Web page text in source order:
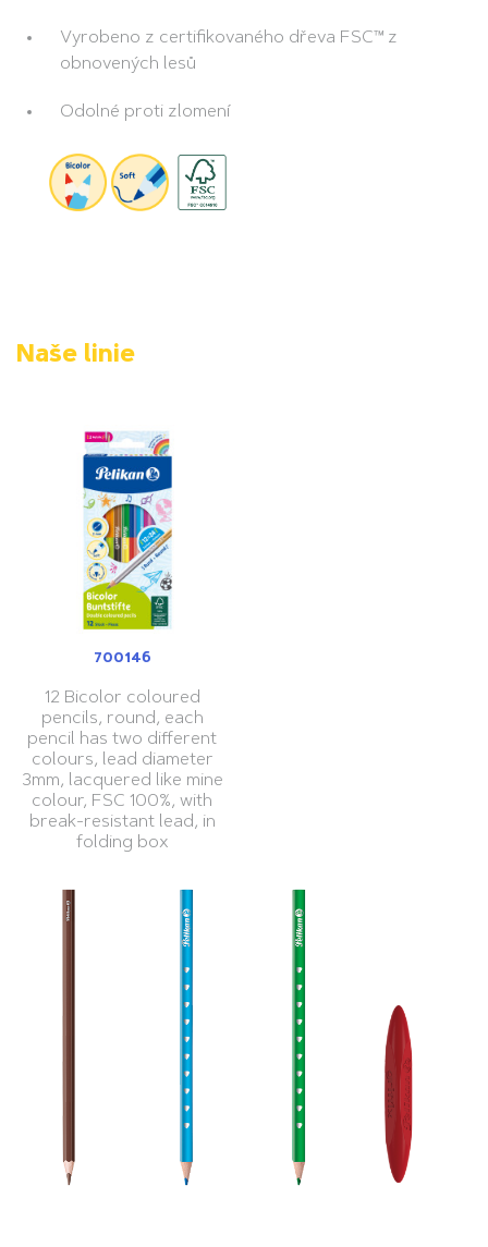
Vyrobeno z certifikovaného dřeva FSC™ z
obnovených lesů
Odolné proti zlomení
Naše linie
700146
12 Bicolor coloured
pencils, round, each
pencil has two different
colours, lead diameter
3mm, lacquered like mine
colour, FSC 100%, with
break-resistant lead, in
folding box